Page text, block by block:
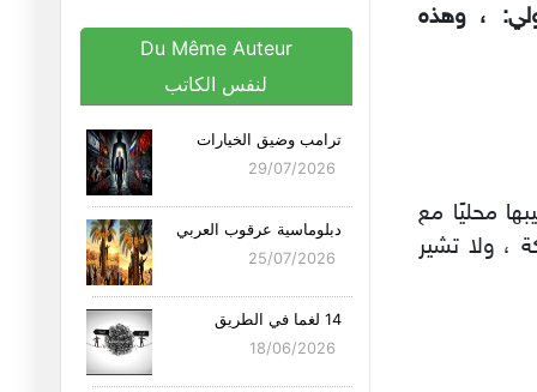
Du Même Auteur
لنفس الكاتب
ترامب وضيق الخيارات
29/07/2026
دبلوماسية عرقوب العربي
25/07/2026
14 لغما في الطريق
18/06/2026
، وهذه
محليًا مع
، ولا تشير